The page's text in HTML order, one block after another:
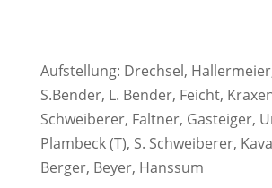
Aufstellung: Drechsel,
S.Bender, L. Bender, Feicht,
Schweiberer, Faltner, Gasteiger,
Plambeck (T), S. Schweiberer,
Berger, Beyer, Hanssum